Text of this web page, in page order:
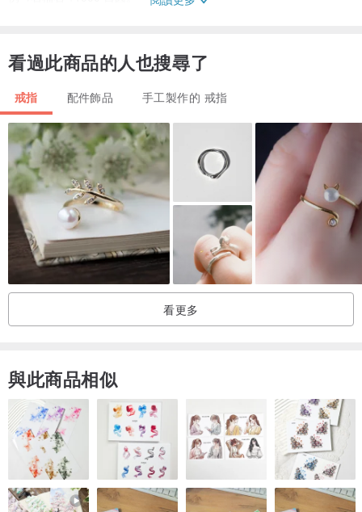
自古以來，便被視為驅邪的護身符。
此外，它也像徵著成功的信念等含義。
看過此商品的人也搜尋了
戒指 配件飾品 手工製作的 戒指
看更多
與此商品相似